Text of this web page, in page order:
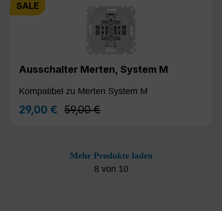
SALE
Ausschalter Merten, System M
Kompatibel zu Merten System M
Verkaufspreis:
29,00 € Regulärer Preis:
59,00 €
Mehr Produkte laden
8 von 10